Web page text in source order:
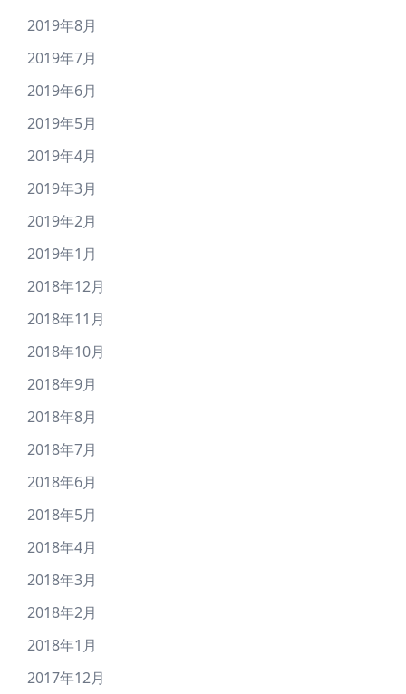
2019年8月
2019年7月
2019年6月
2019年5月
2019年4月
2019年3月
2019年2月
2019年1月
2018年12月
2018年11月
2018年10月
2018年9月
2018年8月
2018年7月
2018年6月
2018年5月
2018年4月
2018年3月
2018年2月
2018年1月
2017年12月